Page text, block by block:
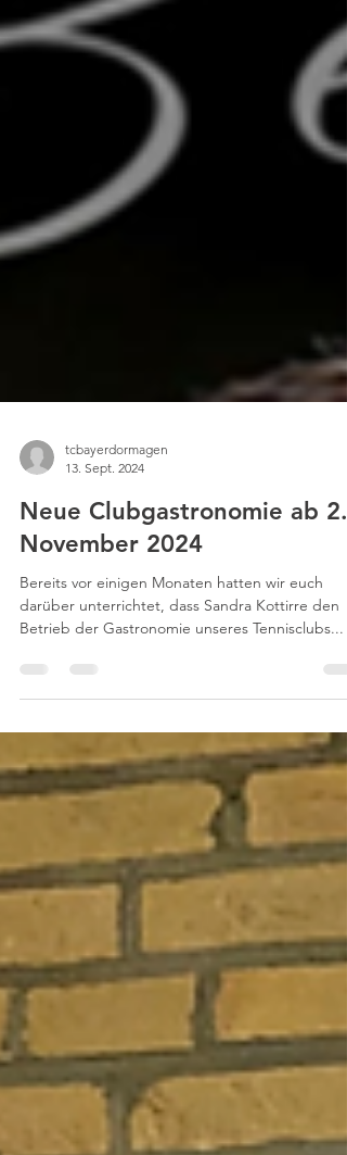
13. Sept. 2024
Neue Clubgastronomie ab 2.
November 2024
Bereits vor einigen Monaten hatten wir euch
darüber unterrichtet, dass Sandra Kottirre den
Betrieb der Gastronomie unseres Tennisclubs...